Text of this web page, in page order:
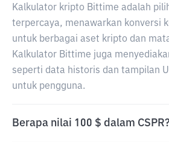
Kalkulator kripto Bittime adalah
terpercaya, menawarkan konversi
untuk berbagai aset kripto dan
Kalkulator Bittime juga
seperti data historis dan tampilan
untuk pengguna.
Berapa nilai 100 $ dalam